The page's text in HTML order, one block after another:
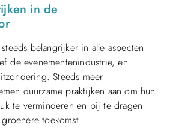
in de
belangrijker in alle aspecten
de evenementenindustrie, en
Steeds meer
duurzame praktijken aan om hun
te verminderen en bij te dragen
toekomst.